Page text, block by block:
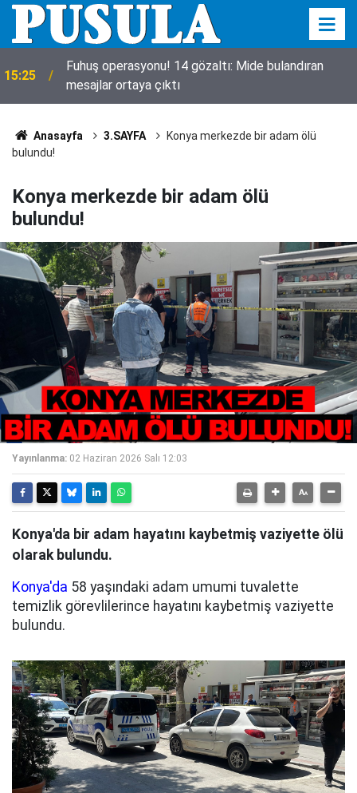
15:25
Fuhuş operasyonu! 14 gözaltı: Mide bulandıran
mesajlar ortaya çıktı
Anasayfa 3.SAYFA
Konya merkezde bir adam ölü
bulundu!
Konya merkezde bir adam ölü
bulundu!
Yayınlanma: 02 Haziran 2026 Salı 12:03
Konya'da bir adam hayatını kaybetmiş vaziyette ölü
olarak bulundu.
Konya'da 58 yaşındaki adam umumi tuvalette
temizlik görevlilerince hayatını kaybetmiş vaziyette
bulundu.